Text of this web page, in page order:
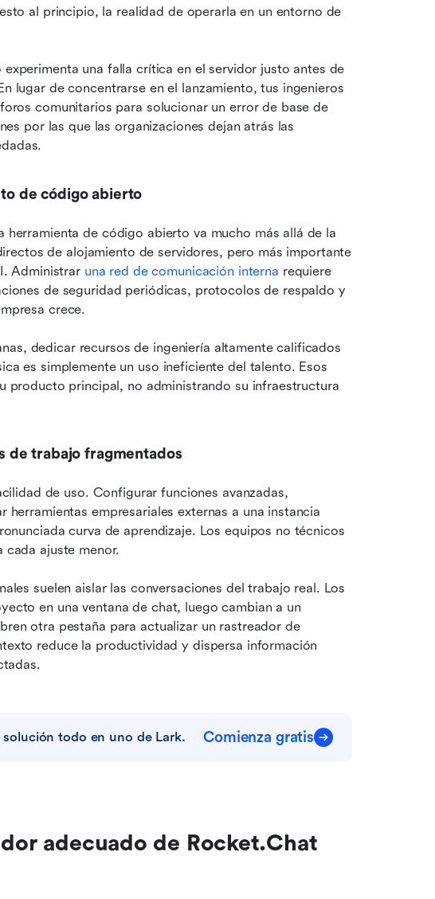
al principio, la realidad de operarla en un entorno de
una falla crítica en el servidor justo antes de
lugar de concentrarse en el lanzamiento, tus ingenieros
comunitarios para solucionar un error de base de
por las que las organizaciones dejan atrás las
de código abierto
herramienta de código abierto va mucho más allá de la
de alojamiento de servidores, pero más importante
Administrar una red de comunicación interna requiere
de seguridad periódicas, protocolos de respaldo y
crece.
dedicar recursos de ingeniería altamente calificados
es simplemente un uso ineficiente del talento. Esos
producto principal, no administrando su infraestructura
de trabajo fragmentados
de uso. Configurar funciones avanzadas,
empresariales externas a una instancia
curva de aprendizaje. Los equipos no técnicos
cada ajuste menor.
suelen aislar las conversaciones del trabajo real. Los
en una ventana de chat, luego cambian a un
otra pestaña para actualizar un rastreador de
reduce la productividad y dispersa información
todo en uno de Lark. Comienza gratis
adecuado de Rocket.Chat